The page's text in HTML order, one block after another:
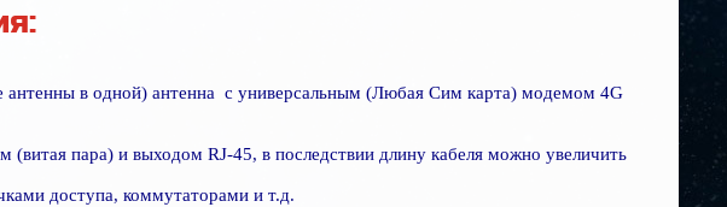
антенны в одной) антенна с универсальным (Любая Сим карта) модемом 4G
пара) и выходом RJ-45, в последствии длину кабеля можно увеличить
доступа, коммутаторами и т.д.